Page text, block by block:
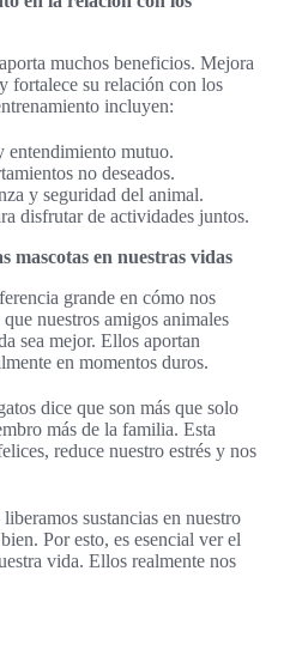
muchos beneficios. Mejora
fortalece su relación con los
incluyen:
mutuo.
no deseados.
y seguridad del animal.
disfrutar de actividades juntos.
mascotas en nuestras vidas
grande en cómo nos
nuestros amigos animales
sea mejor. Ellos aportan
en momentos duros.
dice que son más que solo
más de la familia. Esta
reduce nuestro estrés y nos
sustancias en nuestro
Por esto, es esencial ver el
vida. Ellos realmente nos